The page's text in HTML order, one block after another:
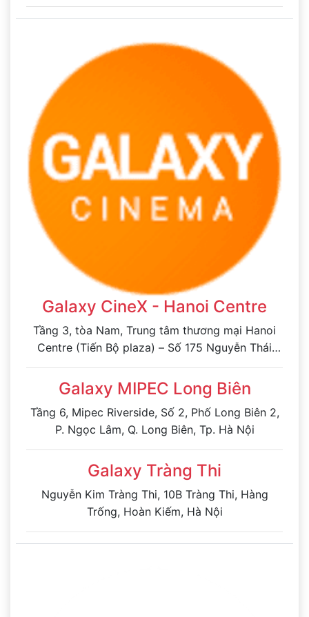
Galaxy CineX - Hanoi Centre
Tầng 3, tòa Nam, Trung tâm thương mại Hanoi
Centre (Tiến Bộ plaza) – Số 175 Nguyễn Thái
Học, phường Ô Chợ Dừa, Hà Nội
Galaxy MIPEC Long Biên
Tầng 6, Mipec Riverside, Số 2, Phố Long Biên 2,
P. Ngọc Lâm, Q. Long Biên, Tp. Hà Nội
Galaxy Tràng Thi
Nguyễn Kim Tràng Thi, 10B Tràng Thi, Hàng
Trống, Hoàn Kiếm, Hà Nội